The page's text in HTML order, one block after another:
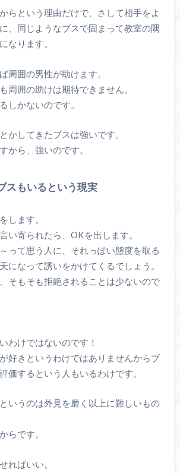
らという理由だけで、さして相手をよ
、同じようなブスで固まって教室の隅
なります。
周囲の男性が助けます。
周囲の助けは期待できません。
しかないのです。
かしてきたブスは強いです。
から、強いのです。
スもいるという現実
します。
い寄られたら、OKを出します。
って思う人に、それっぽい態度を取る
になって誘いをかけてくるでしょう。
そもそも拒絶されることは少ないので
わけではないのです！
好きというわけではありませんからブ
価するという人もいるわけです。
いうのは外見を磨く以上に難しいもの
らです。
ればいい。